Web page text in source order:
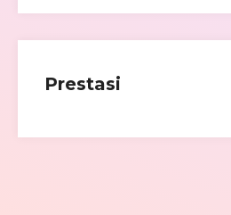
Prestasi